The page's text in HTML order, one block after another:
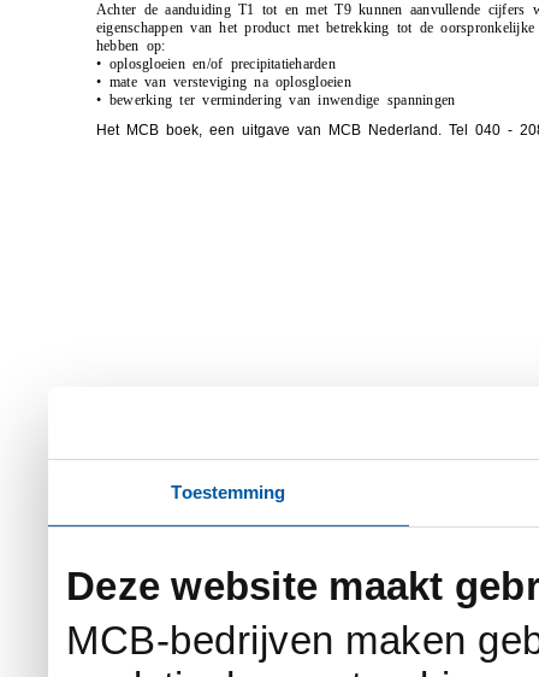
Toestemming
Deze website maakt
MCB-bedrijven maken
Achter de aanduiding T1 tot en met T9 kunnen aanvullende cijfers
eigenschappen van het product met betrekking tot de
hebben op:
• oplosgloeien en/of precipitatieharden
• mate van versteviging na oplosgloeien
• bewerking ter vermindering van inwendige spanningen
Het MCB boek, een uitgave van MCB Nederland. Tel 040 -